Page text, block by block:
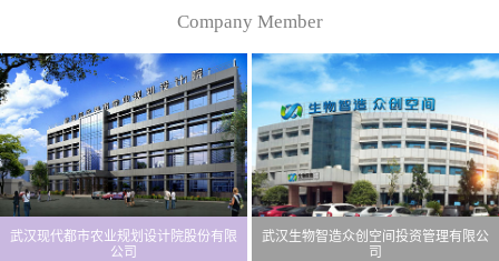
Company Member
武汉现代都市农业规划设计院股份有限
公司
武汉生物智造众创空间投资管理有限公
司